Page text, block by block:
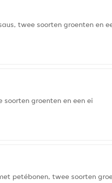
twee soorten groenten en
groenten en een ei
petébonen, twee soorten